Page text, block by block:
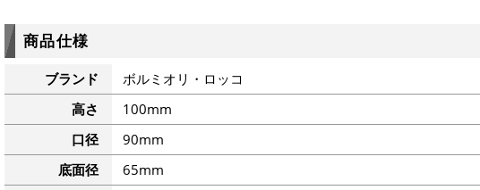
商品仕様
ブランド
ボルミオリ・ロッコ
高さ
100mm
口径
90mm
底面径
65mm